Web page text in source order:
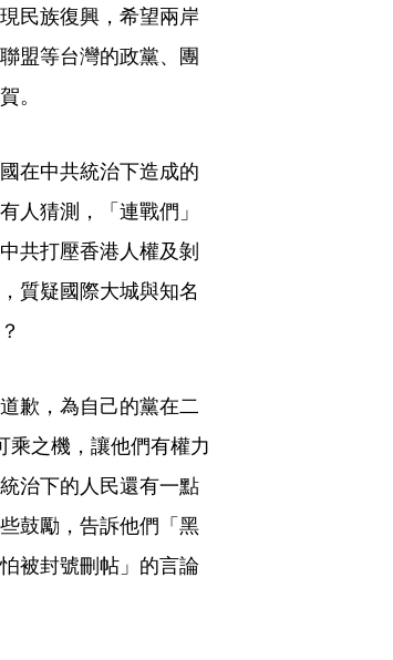
民族復興，希望兩岸
盟等台灣的政黨、團
。
在中共統治下造成的
人猜測，「連戰們」
共打壓香港人權及剝
質疑國際大城與知名
歉，為自己的黨在二
乘之機，讓他們有權力
治下的人民還有一點
鼓勵，告訴他們「黑
被封號刪帖」的言論